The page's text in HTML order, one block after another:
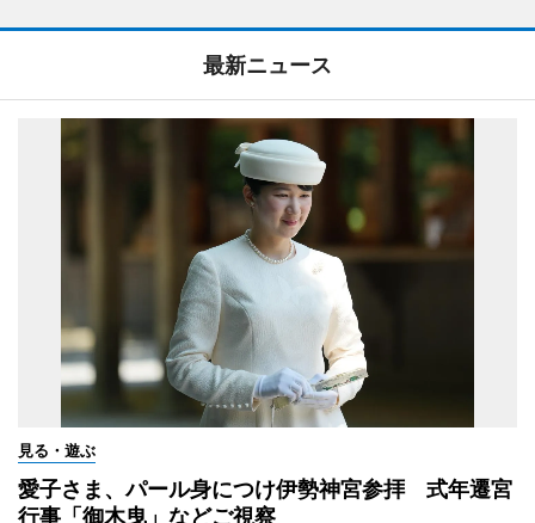
最新ニュース
見る・遊ぶ
愛子さま、パール身につけ伊勢神宮参拝 式年遷宮
行事「御木曳」などご視察